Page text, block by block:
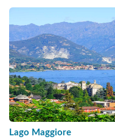
Lago Maggiore